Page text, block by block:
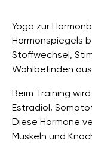
Yoga zur
Hormonspiegels
Stoffwechsel,
Wohlbefinden
Beim Training
Estradiol,
Diese Hormone
Muskeln und